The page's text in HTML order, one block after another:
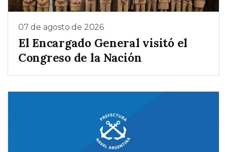
07 de agosto de 2026
El Encargado General visitó el
Congreso de la Nación